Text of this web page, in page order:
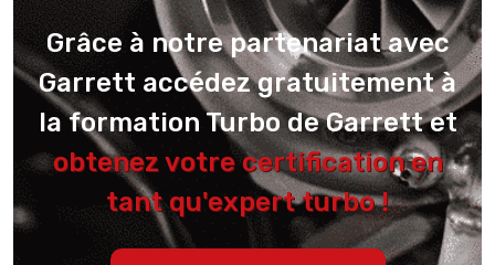
Grâce à notre partenariat avec
Garrett accédez gratuitement à
la formation Turbo de Garrett et
obtenez votre certification en
tant qu'expert turbo !